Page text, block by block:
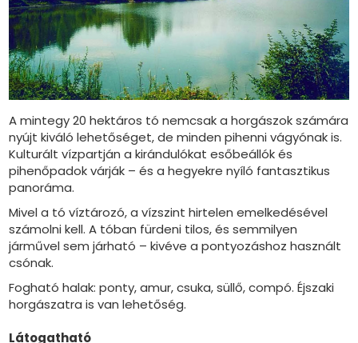
A mintegy 20 hektáros tó nemcsak a horgászok számára
nyújt kiváló lehetőséget, de minden pihenni vágyónak is.
Kulturált vízpartján a kirándulókat esőbeállók és
pihenőpadok várják – és a hegyekre nyíló fantasztikus
panoráma.
Mivel a tó víztározó, a vízszint hirtelen emelkedésével
számolni kell. A tóban fürdeni tilos, és semmilyen
járművel sem járható – kivéve a pontyozáshoz használt
csónak.
Fogható halak: ponty, amur, csuka, süllő, compó. Éjszaki
horgászatra is van lehetőség.
Látogatható